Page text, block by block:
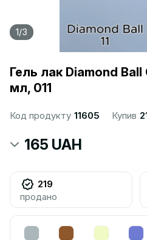
1/3
Гель лак Diamond
мл, 011
Код продукту 11605 Купив
165 UAH
219
продано